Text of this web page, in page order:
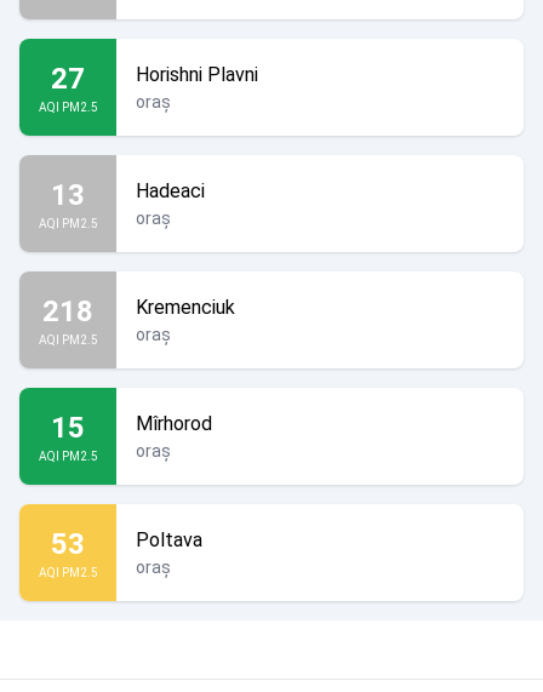
27
AQI PM2.5
Horishni Plavni
oraș
13
AQI PM2.5
Hadeaci
oraș
218
AQI PM2.5
Kremenciuk
oraș
15
AQI PM2.5
Mîrhorod
oraș
53
AQI PM2.5
Poltava
oraș